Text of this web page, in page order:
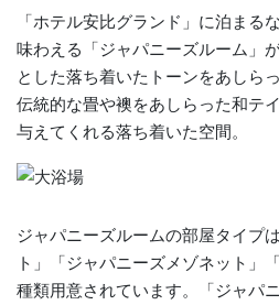
「ホテル安比グランド」に泊まる
味わえる「ジャパニーズルーム」
とした落ち着いたトーンをあしら
伝統的な畳や襖をあしらった和テ
与えてくれる落ち着いた空間。
ジャパニーズルームの部屋タイプ
ト」「ジャパニーズメゾネット」
種類用意されています。「ジャパ